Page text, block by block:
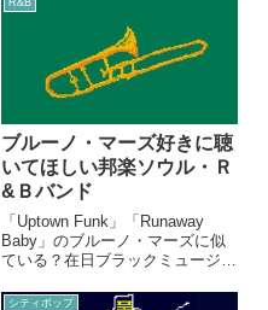
ブルーノ・マーズ好きに聴
いてほしい邦楽ソウル・Ｒ
&Ｂバンド
「Uptown Funk」「Runaway
Baby」のブルーノ・マーズに似
ている？在日ブラックミュージッ
シティポップ